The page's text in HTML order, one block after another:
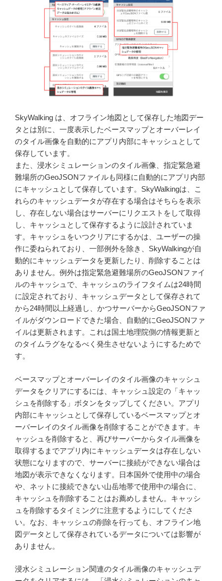
SkyWalking は、オフライン地図として保存した地図デー
タとは別に、一度表示したベースマップとオーバーレイ
のタイル画像を自動的にアプリ内部にキャッシュとして
保存しています。
また、浸水シミュレーションのタイル画像、指定緊急避
難場所のGeoJSONファイルも同様に自動的にアプリ内部
にキャッシュとして保存しています。SkyWalkingは、こ
れらのキャッシュデータが存在する場合はそちらを表示
し、存在しない場合はサーバーにリクエストをして取得
し、キャッシュとして保存するように設計されていま
す。キャッシュをいつクリアにするかは、ユーザーの操
作に委ねられており、一部例外を除き、SkyWalkingが自
動的にキャッシュデータを更新したり、削除することは
ありません。例外は指定緊急避難場所のGeoJSONファイ
ルのキャッシュで、キャッシュのライフタイムは24時間
に設定されており、キャッシュデータとして保存されて
から24時間以上経過し、かつサーバーからGeoJSONファ
イルがダウンロードできた場合、自動的にGeoJSONファ
イルは更新されます。これは国土地理院側の情報更新と
のタイムラグをなるべく発生させないようにするためで
す。
ベースマップとオーバーレイのタイル画像のキャッシュ
データをクリアにするには、キャッシュ設定の「キャッ
シュを削除する」ボタンをタップしてください。アプリ
内部にキャッシュとして保存しているベースマップとオ
ーバーレイのタイル画像を削除することができます。キ
ャッシュを削除すると、再びサーバーからタイル画像を
取得するまでアプリ内にキャッシュデータは存在しない
状態になりますので、サーバーに接続ができない場合は
地図が表示できなくなります。日本国外で使用中の場合
や、ネットに接続できない山岳地帯で使用中の場合に、
キャッシュを削除することはお薦めしません。キャッシ
ュを削除するタイミングに注意するようにしてくださ
い。なお、キャッシュの削除を行っても、オフライン地
図データとして保存されているデータについては影響が
ありません。
浸水シミュレーション関連のタイル画像のキャッシュデ